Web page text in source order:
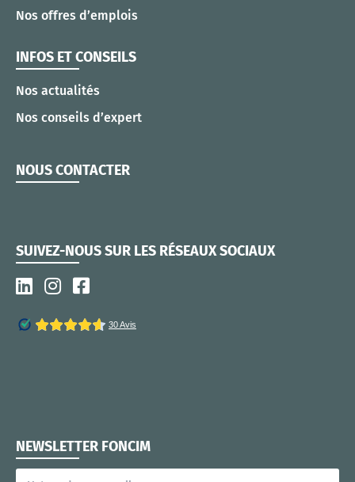
Nos offres d’emplois
INFOS ET CONSEILS
Nos actualités
Nos conseils d’expert
NOUS CONTACTER
SUIVEZ-NOUS SUR LES RÉSEAUX SOCIAUX
NEWSLETTER FONCIM